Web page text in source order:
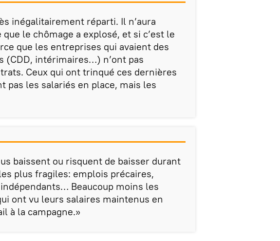
inégalitairement réparti. Il n’aura
le chômage a explosé, et si c’est le
que les entreprises qui avaient des
(CDD, intérimaires…) n’ont pas
Ceux qui ont trinqué ces dernières
pas les salariés en place, mais les
baissent ou risquent de baisser durant
plus fragiles: emplois précaires,
Beaucoup moins les
ont vu leurs salaires maintenus en
à la campagne.»